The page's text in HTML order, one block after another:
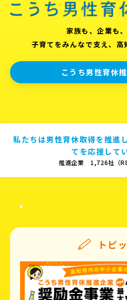
家族も、企業も、
子育てをみんなで支え、高
こうち男性育休
私たちは男性育休取得を推進
てを応援して
推進企業 1,726社（
トピ